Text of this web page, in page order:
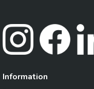
Information